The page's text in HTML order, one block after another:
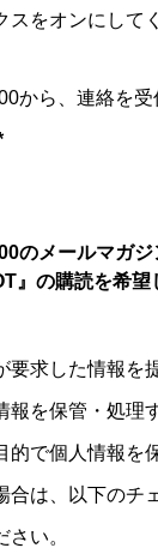
スをオンにして
から、連絡を受
のメールマガジ
』の購読を希望
要求した情報を
報を保管・処理
的で個人情報を
合は、以下のチ
い。